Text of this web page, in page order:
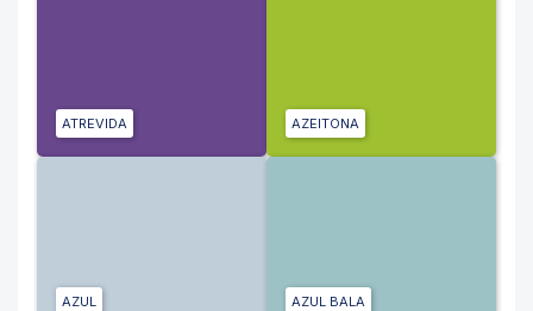
ATREVIDA AZEITONA
AZUL AZUL BALA